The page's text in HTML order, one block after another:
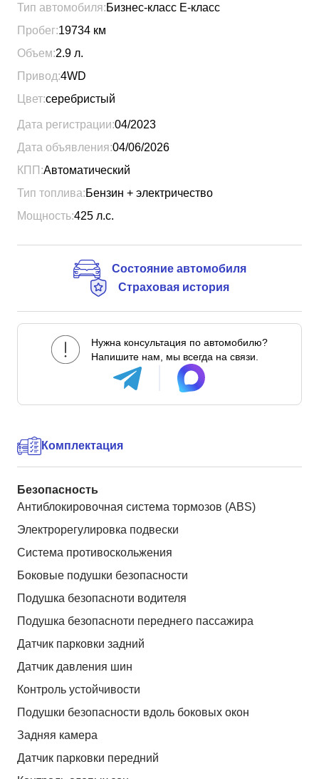
Тип автомобиля:Бизнес-класс Е-класс
Пробег:19734 км
Объем:2.9 л.
Привод:4WD
Цвет:серебристый
Дата регистрации:04/2023
Дата объявления:04/06/2026
КПП:Автоматический
Тип топлива:Бензин + электричество
Мощность:425 л.с.
Состояние автомобиля
Страховая история
Нужна консультация по автомобилю?
Напишите нам, мы всегда на связи.
Комплектация
Безопасность
Антиблокировочная система тормозов (ABS)
Электрорегулировка подвески
Система противоскольжения
Боковые подушки безопасности
Подушка безопасноти водителя
Подушка безопасноти переднего пассажира
Датчик парковки задний
Датчик давления шин
Контроль устойчивости
Подушки безопасности вдоль боковых окон
Задняя камера
Датчик парковки передний